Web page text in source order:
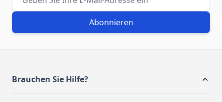
Abonnieren
Brauchen Sie Hilfe?